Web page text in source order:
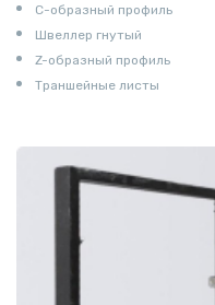
С-образный профиль
Швеллер гнутый
Z-образный профиль
Траншейные листы